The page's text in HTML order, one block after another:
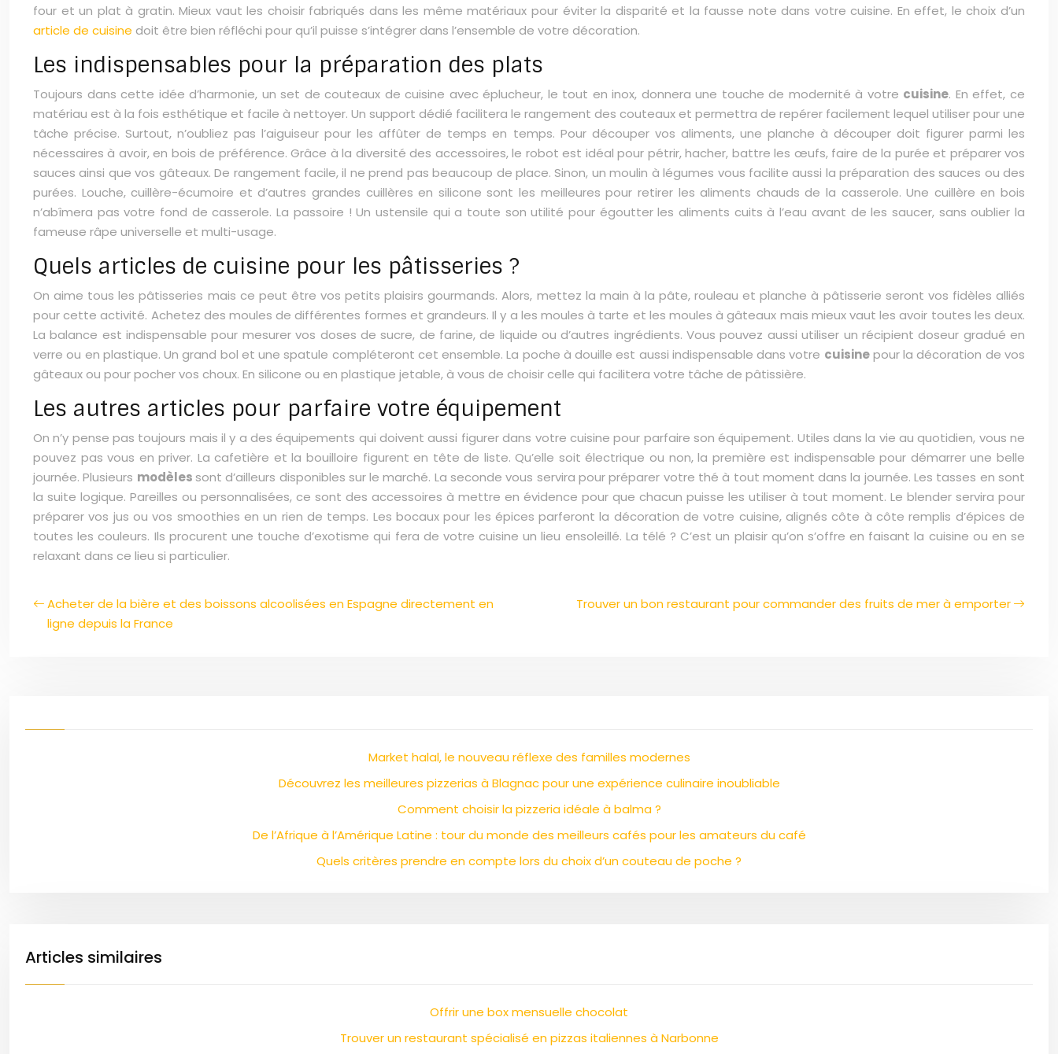
four et un plat à gratin. Mieux vaut les choisir fabriqués dans les même matériaux pour éviter la disparité et la fausse note dans votre cuisine. En effet, le choix d’un
article de cuisine doit être bien réfléchi pour qu’il puisse s’intégrer dans l’ensemble de votre décoration.
Les indispensables pour la préparation des plats
Toujours dans cette idée d’harmonie, un set de couteaux de cuisine avec éplucheur, le tout en inox, donnera une touche de modernité à votre cuisine. En effet, ce
matériau est à la fois esthétique et facile à nettoyer. Un support dédié facilitera le rangement des couteaux et permettra de repérer facilement lequel utiliser pour une
tâche précise. Surtout, n’oubliez pas l’aiguiseur pour les affûter de temps en temps. Pour découper vos aliments, une planche à découper doit figurer parmi les
nécessaires à avoir, en bois de préférence. Grâce à la diversité des accessoires, le robot est idéal pour pétrir, hacher, battre les œufs, faire de la purée et préparer vos
sauces ainsi que vos gâteaux. De rangement facile, il ne prend pas beaucoup de place. Sinon, un moulin à légumes vous facilite aussi la préparation des sauces ou des
purées. Louche, cuillère-écumoire et d’autres grandes cuillères en silicone sont les meilleures pour retirer les aliments chauds de la casserole. Une cuillère en bois
n’abîmera pas votre fond de casserole. La passoire ! Un ustensile qui a toute son utilité pour égoutter les aliments cuits à l’eau avant de les saucer, sans oublier la
fameuse râpe universelle et multi-usage.
Quels articles de cuisine pour les pâtisseries ?
On aime tous les pâtisseries mais ce peut être vos petits plaisirs gourmands. Alors, mettez la main à la pâte, rouleau et planche à pâtisserie seront vos fidèles alliés
pour cette activité. Achetez des moules de différentes formes et grandeurs. Il y a les moules à tarte et les moules à gâteaux mais mieux vaut les avoir toutes les deux.
La balance est indispensable pour mesurer vos doses de sucre, de farine, de liquide ou d’autres ingrédients. Vous pouvez aussi utiliser un récipient doseur gradué en
verre ou en plastique. Un grand bol et une spatule compléteront cet ensemble. La poche à douille est aussi indispensable dans votre cuisinepour la décoration de vos
gâteaux ou pour pocher vos choux. En silicone ou en plastique jetable, à vous de choisir celle qui facilitera votre tâche de pâtissière.
Les autres articles pour parfaire votre équipement
On n’y pense pas toujours mais il y a des équipements qui doivent aussi figurer dans votre cuisine pour parfaire son équipement. Utiles dans la vie au quotidien, vous ne
pouvez pas vous en priver. La cafetière et la bouilloire figurent en tête de liste. Qu’elle soit électrique ou non, la première est indispensable pour démarrer une belle
journée. Plusieurs modèles sont d’ailleurs disponibles sur le marché. La seconde vous servira pour préparer votre thé à tout moment dans la journée. Les tasses en sont
la suite logique. Pareilles ou personnalisées, ce sont des accessoires à mettre en évidence pour que chacun puisse les utiliser à tout moment. Le blender servira pour
préparer vos jus ou vos smoothies en un rien de temps. Les bocaux pour les épices parferont la décoration de votre cuisine, alignés côte à côte remplis d’épices de
toutes les couleurs. Ils procurent une touche d’exotisme qui fera de votre cuisine un lieu ensoleillé. La télé ? C’est un plaisir qu’on s’offre en faisant la cuisine ou en se
relaxant dans ce lieu si particulier.
Acheter de la bière et des boissons alcoolisées en Espagne directement en
ligne depuis la France
Trouver un bon restaurant pour commander des fruits de mer à emporter
Market halal, le nouveau réflexe des familles modernes
Découvrez les meilleures pizzerias à Blagnac pour une expérience culinaire inoubliable
Comment choisir la pizzeria idéale à balma ?
De l’Afrique à l’Amérique Latine : tour du monde des meilleurs cafés pour les amateurs du café
Quels critères prendre en compte lors du choix d’un couteau de poche ?
Articles similaires
Offrir une box mensuelle chocolat
Trouver un restaurant spécialisé en pizzas italiennes à Narbonne